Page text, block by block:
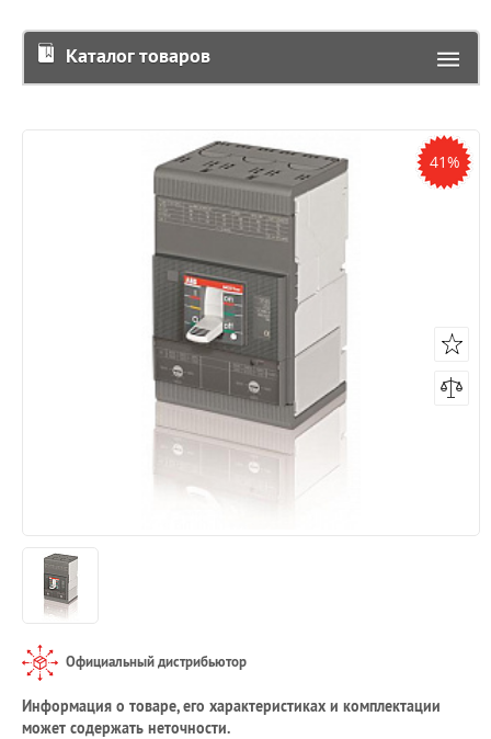
Каталог товаров
41%
Официальный дистрибьютор
Информация о товаре, его характеристиках и комплектации
может содержать неточности.